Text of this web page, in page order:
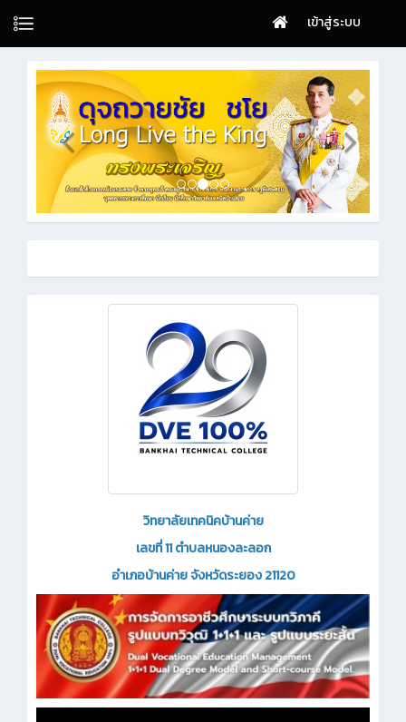
เข้าสู่ระบบ
วิทยาลัยเทคนิคบ้านค่าย
เลขที่ 11 ตำบลหนองละลอก
อำเภอบ้านค่าย จังหวัดระยอง 21120